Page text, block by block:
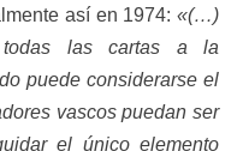
así en 1974: «(…)
todas las cartas a la
puede considerarse el
vascos puedan ser
el único elemento